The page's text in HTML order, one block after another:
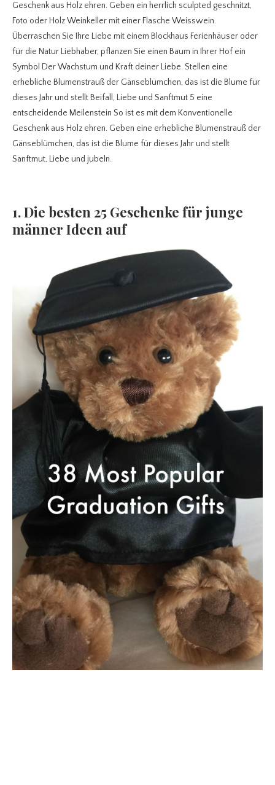
Geschenk aus Holz ehren. Geben ein herrlich sculpted geschnitzt,
Foto oder Holz Weinkeller mit einer Flasche Weisswein.
Überraschen Sie Ihre Liebe mit einem Blockhaus Ferienhäuser oder
für die Natur Liebhaber, pflanzen Sie einen Baum in Ihrer Hof ein
Symbol Der Wachstum und Kraft deiner Liebe. Stellen eine
erhebliche Blumenstrauß der Gänseblümchen, das ist die Blume für
dieses Jahr und stellt Beifall, Liebe und Sanftmut 5 eine
entscheidende Meilenstein So ist es mit dem Konventionelle
Geschenk aus Holz ehren. Geben eine erhebliche Blumenstrauß der
Gänseblümchen, das ist die Blume für dieses Jahr und stellt
Sanftmut, Liebe und jubeln.
1. Die besten 25 Geschenke für junge
männer Ideen auf